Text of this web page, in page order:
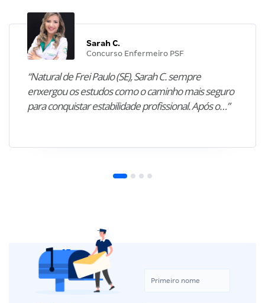
Sarah C.
Concurso Enfermeiro PSF
“Natural de Frei Paulo (SE), Sarah C. sempre
enxergou os estudos como o caminho mais seguro
para conquistar estabilidade profissional. Após o…”